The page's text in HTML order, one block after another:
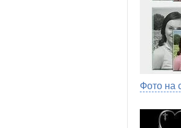
Фото на